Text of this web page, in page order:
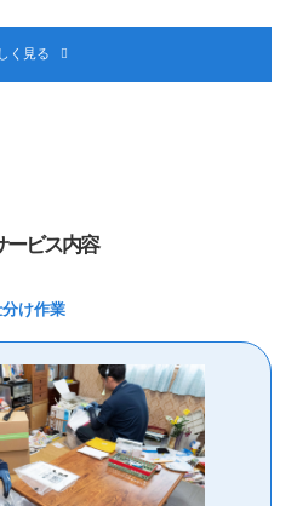
く見る
ービス内容
け作業